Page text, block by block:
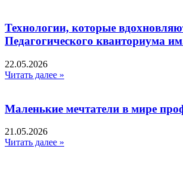
Технологии, которые
Педагогического кванториума
22.05.2026
Читать далее »
Маленькие мечтатели в мире
21.05.2026
Читать далее »